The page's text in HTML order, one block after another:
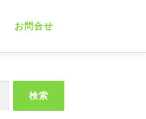
お問合せ